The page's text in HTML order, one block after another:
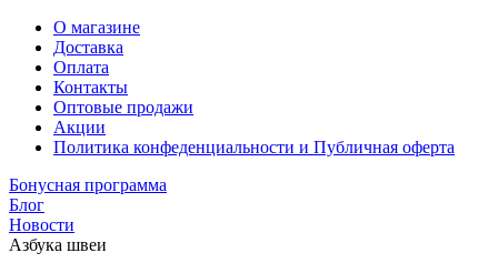
О магазине
Доставка
Оплата
Контакты
Оптовые продажи
Акции
Политика конфеденциальности и Публичная оферта
Бонусная программа
Блог
Новости
Азбука швеи